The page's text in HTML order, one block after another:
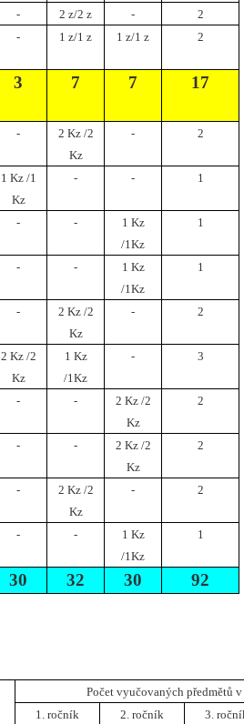
- 2 z/2 z -
2
- 1 z/1 z 1 z/1 z 2
3 7 7 17
-
2 Kz /2
Kz
- 2
1 Kz /1
Kz
- - 1
- -
1 Kz
/1Kz
1
- -
1 Kz
/1Kz
1
-
2 Kz /2
Kz
- 2
2 Kz /2
Kz
1 Kz
/1Kz
- 3
- -
2 Kz /2
Kz
2
- -
2 Kz /2
Kz
2
-
2 Kz /2
Kz
- 2
- -
1 Kz
/1Kz
1
30 32 30 92
Počet vyučovaných předmětů
1. ročník
2. ročník 3.